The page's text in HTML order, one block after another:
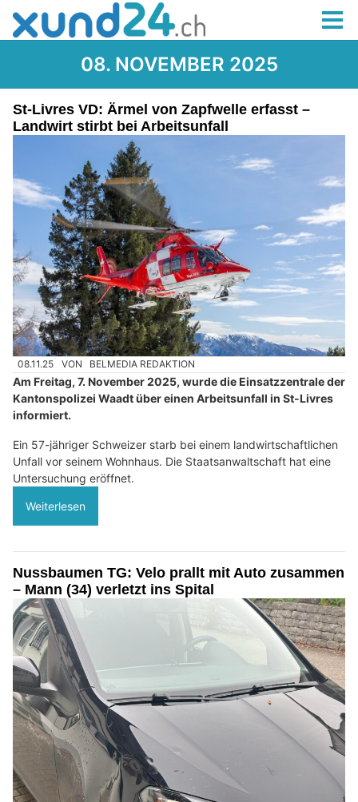
08. NOVEMBER 2025
St-Livres VD: Ärmel von Zapfwelle erfasst –
Landwirt stirbt bei Arbeitsunfall
08.11.25 VON BELMEDIA REDAKTION
Am Freitag, 7. November 2025, wurde die Einsatzzentrale der
Kantonspolizei Waadt über einen Arbeitsunfall in St-Livres
informiert.
Ein 57-jähriger Schweizer starb bei einem landwirtschaftlichen
Unfall vor seinem Wohnhaus. Die Staatsanwaltschaft hat eine
Untersuchung eröffnet.
Weiterlesen
Nussbaumen TG: Velo prallt mit Auto zusammen
– Mann (34) verletzt ins Spital